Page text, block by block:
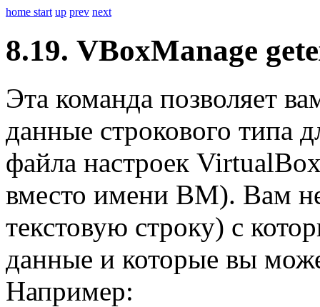
home start up prev next
8.19. VBoxManage
Эта команда позволяет
данные строкового типа
файла настроек
вместо имени ВМ). Вам
текстовую строку) с
данные и которые вы
Например: